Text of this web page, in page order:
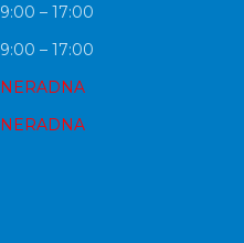
9:00 – 17:00
9:00 – 17:00
NERADNA
NERADNA